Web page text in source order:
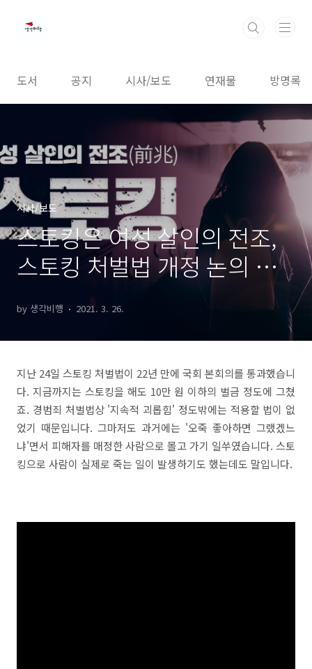
도서 공지 시사/보도 연재물 방명록
시사/보도
스토킹은 여성 살인의 전조,
스토킹 처벌법 개정 논의 시
by 생각비행 2021. 3. 26.
지난 24일 스토킹 처벌법이 22년 만에 국회 본회의를 통과했습니
다. 지금까지는 스토킹을 해도 10만 원 이하의 벌금 정도에 그쳤
죠. 경범죄 처벌법상 '지속적 괴롭힘' 정도밖에는 적용할 법이 없
었기 때문입니다. 그마저도 과거에는 '오죽 좋아하면 그랬겠느
냐'면서 피해자를 매정한 사람으로 몰고 가기 일쑤였습니다. 스토
킹으로 사람이 실제로 죽는 일이 발생하기도 했는데도 말입니다.